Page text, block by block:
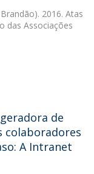
2016. Atas
das Associações
de
colaboradores
A Intranet